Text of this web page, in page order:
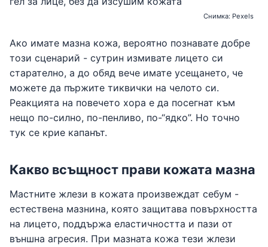
Снимка: Pexels
Ако имате мазна кожа, вероятно познавате добре
този сценарий - сутрин измивате лицето си
старателно, а до обяд вече имате усещането, че
можете да пържите тиквички на челото си.
Реакцията на повечето хора е да посегнат към
нещо по-силно, по-пенливо, по-“ядко”. Но точно
тук се крие капанът.
Какво всъщност прави кожата мазна
Мастните жлези в кожата произвеждат себум -
естествена мазнина, която защитава повърхността
на лицето, поддържа еластичността и пази от
външна агресия. При мазната кожа тези жлези